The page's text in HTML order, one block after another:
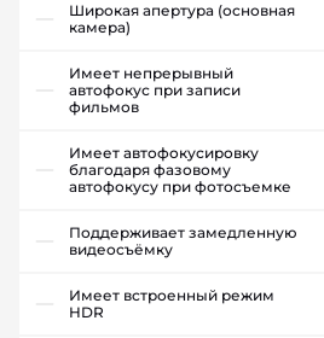
Широкая апертура (основная
камера)
Имеет непрерывный
автофокус при записи
фильмов
Имеет автофокусировку
благодаря фазовому
автофокусу при фотосъемке
Поддерживает замедленную
видеосъёмку
Имеет встроенный режим
HDR